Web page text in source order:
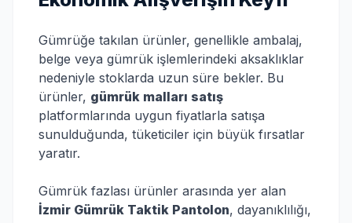
Gümrüğe takılan ürünler, genellikle ambalaj,
belge veya gümrük işlemlerindeki aksaklıklar
nedeniyle stoklarda uzun süre bekler. Bu
ürünler, gümrük malları satış
platformlarında uygun fiyatlarla satışa
sunulduğunda, tüketiciler için büyük fırsatlar
yaratır.
Gümrük fazlası ürünler arasında yer alan
İzmir Gümrük Taktik Pantolon, dayanıklılığı,